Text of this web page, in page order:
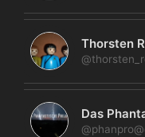
Thorsten
Das